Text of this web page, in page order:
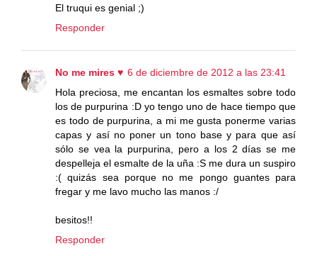
El truqui es genial ;)
Responder
No me mires ♥ 6 de diciembre de 2012 a las 23:41
Hola preciosa, me encantan los esmaltes sobre todo
los de purpurina :D yo tengo uno de hace tiempo que
es todo de purpurina, a mi me gusta ponerme varias
capas y así no poner un tono base y para que así
sólo se vea la purpurina, pero a los 2 días se me
despelleja el esmalte de la uña :S me dura un suspiro
:( quizás sea porque no me pongo guantes para
fregar y me lavo mucho las manos :/
besitos!!
Responder